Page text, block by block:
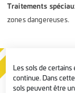
Traitements
zones dangereuses.
Les sols de
continue. Dans
sols peuvent être